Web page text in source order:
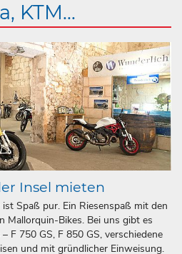
KTM...
Insel mieten
Spaß pur. Ein Riesenspaß mit den
Mallorquin-Bikes. Bei uns gibt es
– F 750 GS, F 850 GS, verschiedene
und mit gründlicher Einweisung.